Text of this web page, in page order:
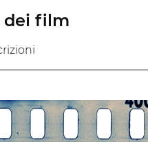
dei film